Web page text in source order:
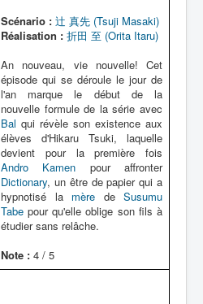
Scénario : 辻 真先 (Tsuji Masaki)
Réalisation : 折田 至 (Orita Itaru)
An nouveau, vie nouvelle! Cet
épisode qui se déroule le jour de
l'an marque le début de la
nouvelle formule de la série avec
Bal qui révèle son existence aux
élèves d'Hikaru Tsuki, laquelle
devient pour la première fois
Andro Kamen pour affronter
Dictionary, un être de papier qui a
hypnotisé la mère de Susumu
Tabe pour qu'elle oblige son fils à
étudier sans relâche.
Note : 4 / 5